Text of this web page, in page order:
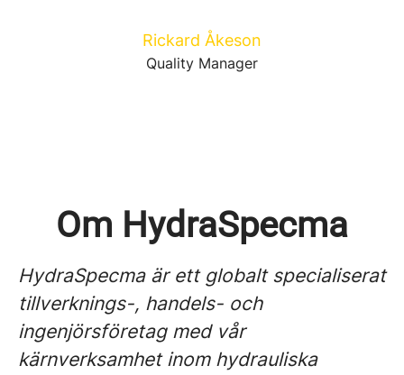
Rickard Åkeson
Quality Manager
Om HydraSpecma
HydraSpecma är ett globalt specialiserat
tillverknings-, handels- och
ingenjörsföretag med vår
kärnverksamhet inom hydrauliska